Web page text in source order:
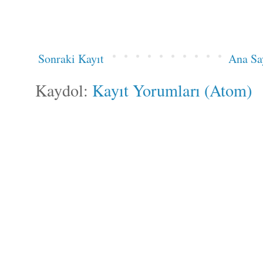
Sonraki Kayıt Ana
Kaydol: Kayıt Yorumları (Atom)